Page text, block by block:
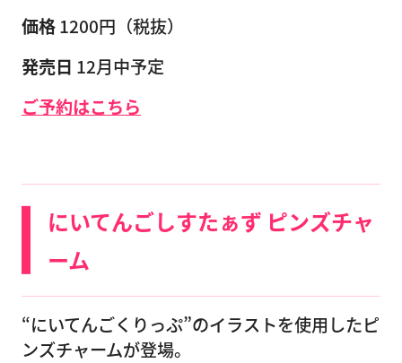
価格1200円（税抜）
発売日 12月中予定
ご予約はこちら
にいてんごしすたぁず ピンズチャ
ーム
“にいてんごくりっぷ”のイラストを使用したピ
ンズチャームが登場。